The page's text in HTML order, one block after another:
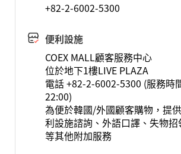
+82-2-6002-5300
便利設施
COEX MALL顧客服務中心
位於地下1樓LIVE PLAZA
電話 +82-2-6002-5300 (服務時
22:00)
為便於韓國/外國顧客購物，提
利設施諮詢、外語口譯、失物
等其他附加服務